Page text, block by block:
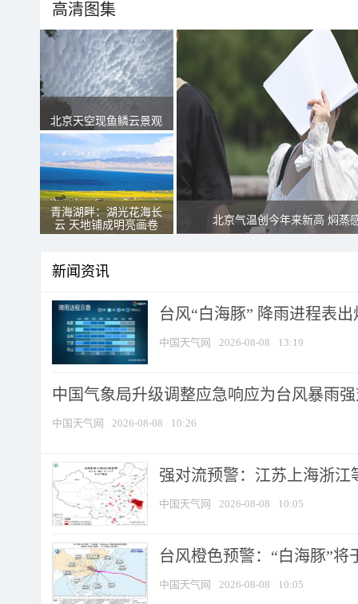
高清图集
北京天空现鱼鳞云景观
青海湖畔：湖光花海长
云 天地铺成明亮画卷
北京气温创今年来新高 焖蒸
新闻资讯
台风“白海豚” 降雨进程表
中国天气网 2026-08-08 13:19
中国气象局升级调整应急响应为台风暴雨
中国天气网 2026-08-08 10:26
强对流预警：江苏上海浙江
中国天气网 2026-08-08 10:05
台风橙色预警：“白海豚”将
中国天气网 2026-08-08 10:05